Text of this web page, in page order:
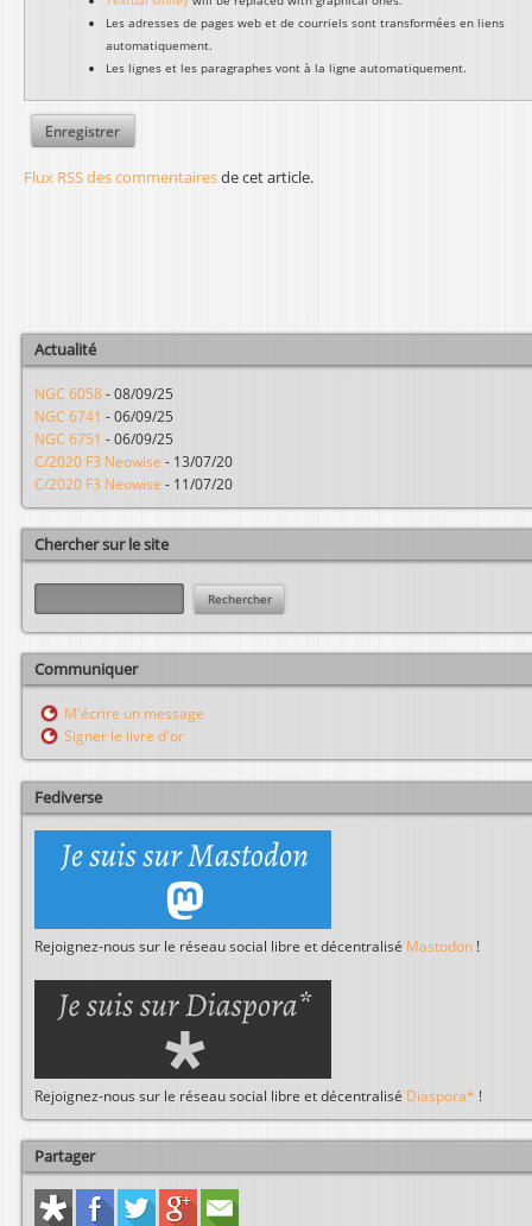
Les adresses de pages web et de courriels sont transformées en liens
automatiquement.
Les lignes et les paragraphes vont à la ligne automatiquement.
Flux RSS des commentairesde cet article.
Actualité
NGC 6058 - 08/09/25
NGC 6741 - 06/09/25
NGC 6751 - 06/09/25
C/2020 F3 Neowise - 13/07/20
C/2020 F3 Neowise - 11/07/20
Chercher sur le site
R
e
c
h
e
h
r
Communiquer
M'écrire un message
Signer le livre d'or
Fediverse
Rejoignez-nous sur le réseau social libre et décentralisé Mastodon !
Rejoignez-nous sur le réseau social libre et décentralisé Diaspora* !
Partager